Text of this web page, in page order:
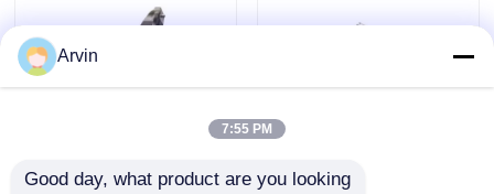
উদ্ধৃতির জন্য আবেদন
কামিন্স খুচরা যন্ত্রাংশ
Arvin
7:55 PM
Good day, what product are you looking